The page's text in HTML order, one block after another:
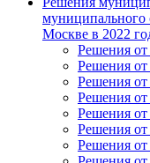
муниципального
Москве в 2022
Решения от
Решения от
Решения от
Решения от
Решения от
Решения от
Решения от